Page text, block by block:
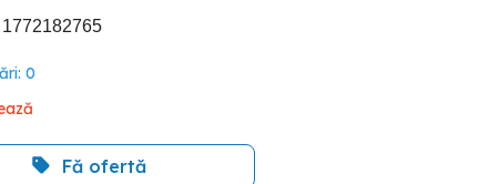
1772182765
0
Fă ofertă